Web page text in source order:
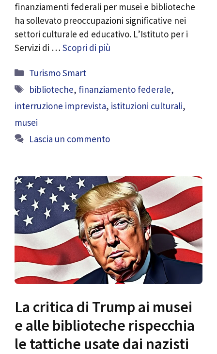
finanziamenti federali per musei e biblioteche
ha sollevato preoccupazioni significative nei
settori culturale ed educativo. L’Istituto per i
Servizi di … Scopri di più
Categorie
Turismo Smart
Tag
biblioteche, finanziamento federale,
interruzione imprevista, istituzioni culturali,
musei
Lascia un commento
La critica di Trump ai musei
e alle biblioteche rispecchia
le tattiche usate dai nazisti